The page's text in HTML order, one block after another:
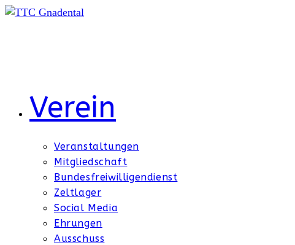
Zum
Verein
Veranstaltungen
Mitgliedschaft
Bundesfreiwilligendienst
Zeltlager
Social Media
Ehrungen
Ausschuss